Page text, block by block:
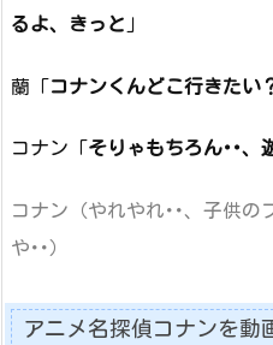
るよ、きっと 」
蘭「コナンくんどこ行きたい
コナン「そりゃもちろん･･、
コナン（やれやれ･･、子供の
や･･）
アニメ名探偵コナンを動